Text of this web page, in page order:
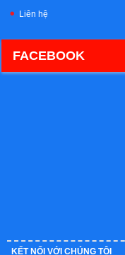
Liên hệ
FACEBOOK
KẾT NỐI VỚI CHÚNG TÔI